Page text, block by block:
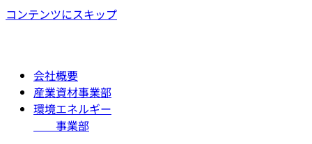
コンテンツにスキップ
会社概要
産業資材事業部
環境エネルギー
事業部